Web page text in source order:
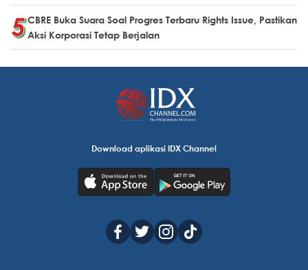
CBRE Buka Suara Soal Progres Terbaru Rights Issue, Pastikan
Aksi Korporasi Tetap Berjalan
Download aplikasi IDX Channel